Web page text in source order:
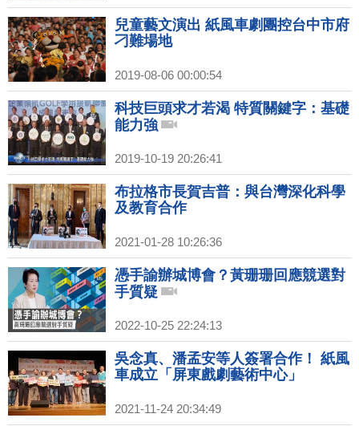
兒童藝文演出 紙風車劇團控台中市府
刁難場地
2019-08-06 00:00:54
科技巨頭求才若渴 特質關鍵字：基礎
能力強
2019-10-19 20:26:41
布拉格市長賀吉普：與台灣深化科學
及教育合作
2021-01-28 10:26:36
憑手諭辦城博會？黃珊珊回應競選對
手質疑
2022-10-25 22:24:13
吳念真、潘孟安等人簽署合作！ 紙風
車成立「屏東戲劇藝術中心」
2021-11-24 20:34:49